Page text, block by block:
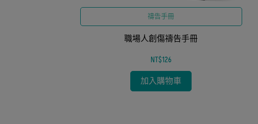
禱告手冊
職場人創傷禱告手冊
NT$126
加入購物車